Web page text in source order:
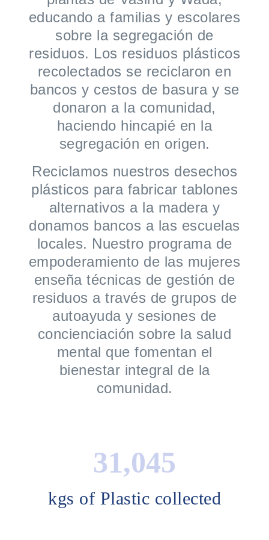
educando a familias y escolares
sobre la segregación de
residuos. Los residuos plásticos
recolectados se reciclaron en
bancos y cestos de basura y se
donaron a la comunidad,
haciendo hincapié en la
segregación en origen.
Reciclamos nuestros desechos
plásticos para fabricar tablones
alternativos a la madera y
donamos bancos a las escuelas
locales. Nuestro programa de
empoderamiento de las mujeres
enseña técnicas de gestión de
residuos a través de grupos de
autoayuda y sesiones de
concienciación sobre la salud
mental que fomentan el
bienestar integral de la
comunidad.
42,600
kgs of Plastic collected